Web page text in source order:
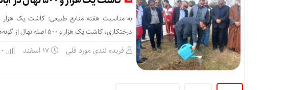
درختکاری، کاشت یک هزار و ۵۰۰ اصله نهال از گونه‌های مختلف درآبادان و خرمشهر آغاز شد.
فریده لندی مورد فلی ۱۷ اسفند